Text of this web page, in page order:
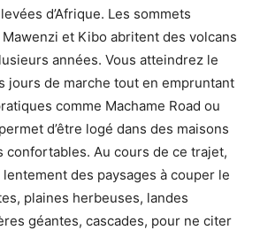
d’Afrique. Les sommets
et Kibo abritent des volcans
années. Vous atteindrez le
jours de marche tout en empruntant
comme Machame Road ou
d’être logé dans des maisons
confortables. Au cours de ce trajet,
des paysages à couper le
plaines herbeuses, landes
géantes, cascades, pour ne citer